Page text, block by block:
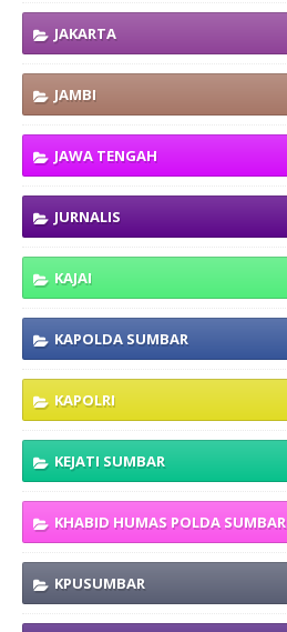
JAKARTA
JAMBI
JAWA TENGAH
JURNALIS
KAJAI
KAPOLDA SUMBAR
KAPOLRI
KEJATI SUMBAR
KHABID HUMAS POLDA SUMBAR
KPUSUMBAR